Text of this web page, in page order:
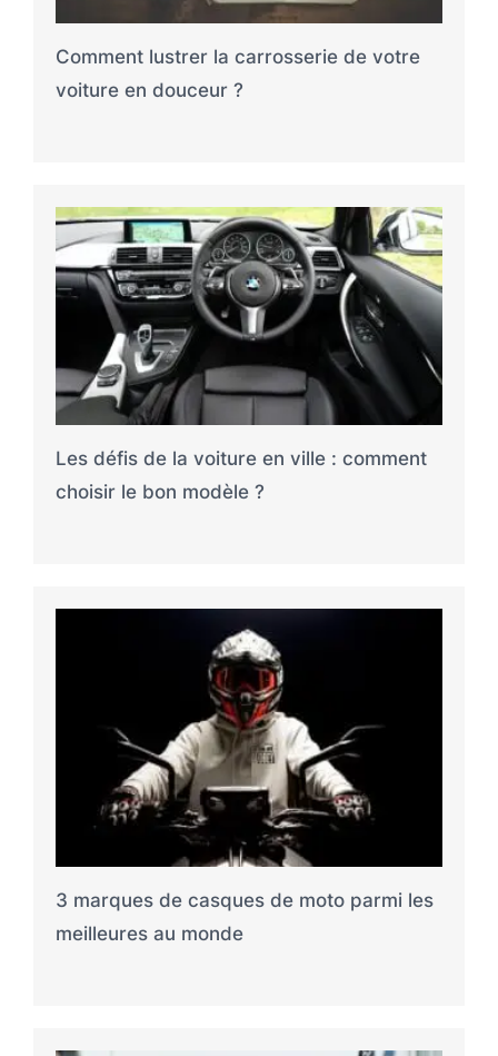
Comment lustrer la carrosserie de votre
voiture en douceur ?
Les défis de la voiture en ville : comment
choisir le bon modèle ?
3 marques de casques de moto parmi les
meilleures au monde